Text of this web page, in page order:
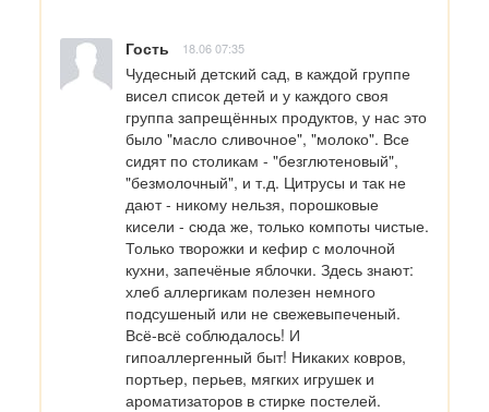
Гость 18.06 07:35
Чудесный детский сад, в каждой группе
висел список детей и у каждого своя
группа запрещённых продуктов, у нас это
было "масло сливочное", "молоко". Все
сидят по столикам - "безглютеновый",
"безмолочный", и т.д. Цитрусы и так не
дают - никому нельзя, порошковые
кисели - сюда же, только компоты чистые.
Только творожки и кефир с молочной
кухни, запечёные яблочки. Здесь знают:
хлеб аллергикам полезен немного
подсушеный или не свежевыпеченый.
Всё-всё соблюдалось! И
гипоаллергенный быт! Никаких ковров,
портьер, перьев, мягких игрушек и
ароматизаторов в стирке постелей.